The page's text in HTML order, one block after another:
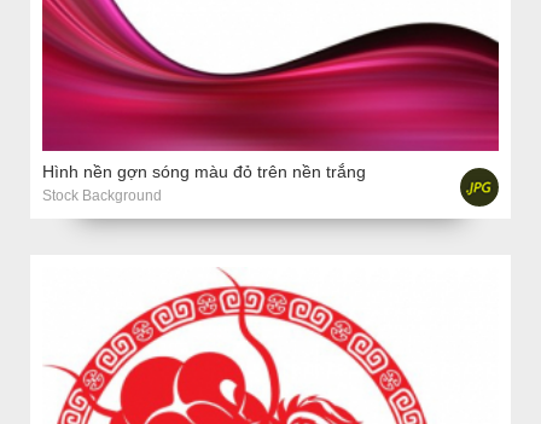
Hình nền gợn sóng màu đỏ trên nền trắng
Stock Background